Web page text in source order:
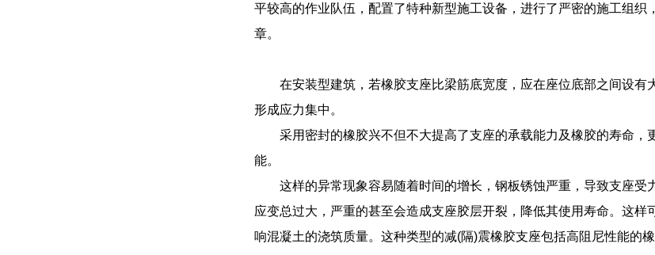
平较高的作业队伍，配置了特种新型施工设备，进行了严密的施工组
章。
在安装型建筑，若橡胶支座比梁筋底宽度，应在座位底部之间设
形成应力集中。
采用密封的橡胶兴不但不大提高了支座的承载能力及橡胶的寿命
能。
这样的异常现象容易随着时间的增长，钢板锈蚀严重，导致支座
应变总过大，严重的甚至会造成支座胶层开裂，降低其使用寿命。这
响混凝土的浇筑质量。这种类型的减(隔)震橡胶支座包括高阻尼性能的